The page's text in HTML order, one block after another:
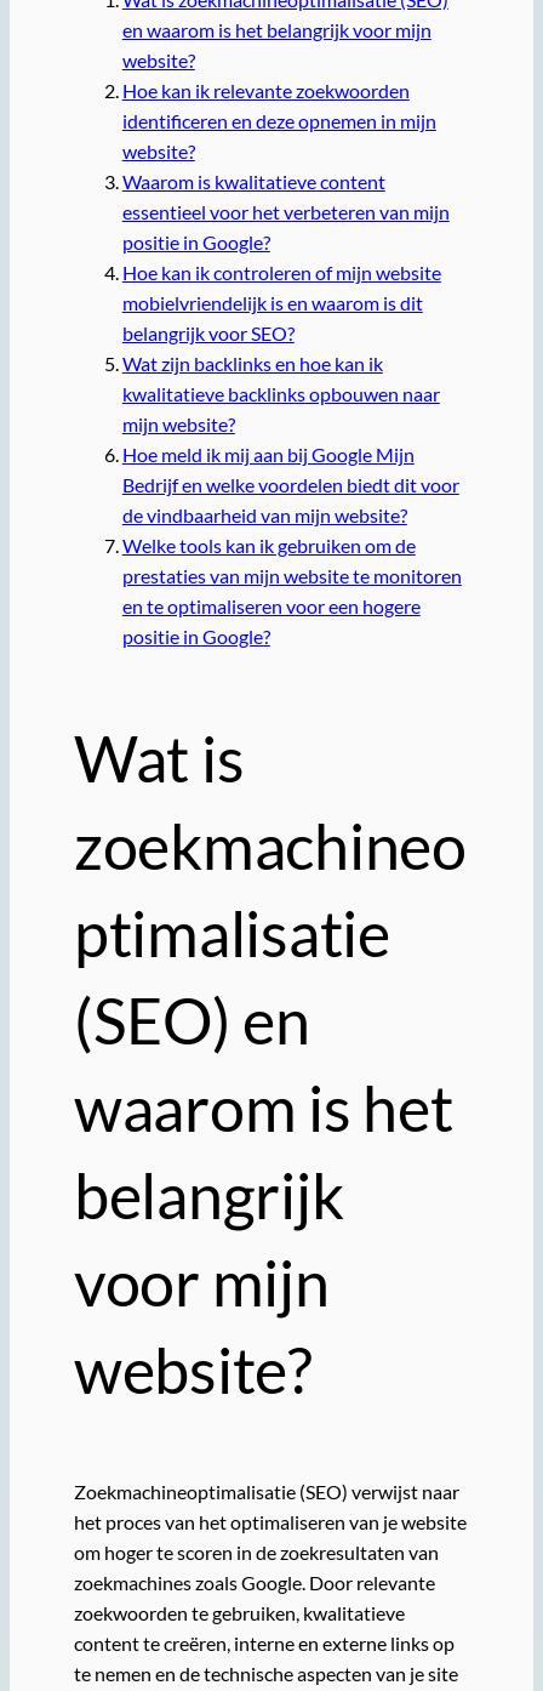
en waarom is het belangrijk voor mijn
website?
Hoe kan ik relevante zoekwoorden
identificeren en deze opnemen in mijn
website?
Waarom is kwalitatieve content
essentieel voor het verbeteren van mijn
positie in Google?
Hoe kan ik controleren of mijn website
mobielvriendelijk is en waarom is dit
belangrijk voor SEO?
Wat zijn backlinks en hoe kan ik
kwalitatieve backlinks opbouwen naar
mijn website?
Hoe meld ik mij aan bij Google Mijn
Bedrijf en welke voordelen biedt dit voor
de vindbaarheid van mijn website?
Welke tools kan ik gebruiken om de
prestaties van mijn website te monitoren
en te optimaliseren voor een hogere
positie in Google?
Wat is
zoekmachineo
ptimalisatie
(SEO) en
waarom is het
belangrijk
voor mijn
website?
Zoekmachineoptimalisatie (SEO) verwijst naar
het proces van het optimaliseren van je website
om hoger te scoren in de zoekresultaten van
zoekmachines zoals Google. Door relevante
zoekwoorden te gebruiken, kwalitatieve
content te creëren, interne en externe links op
te nemen en de technische aspecten van je site